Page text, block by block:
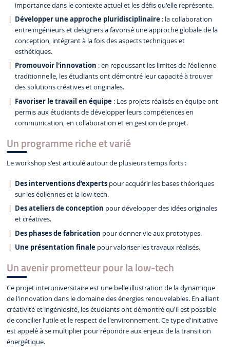
importance dans le contexte actuel et les défis qu'elle représente.
Développer une approche pluridisciplinaire : la collaboration
entre ingénieurs et designers a favorisé une approche globale de la
conception, intégrant à la fois des aspects techniques et
esthétiques.
Promouvoir l'innovation : en repoussant les limites de l'éolienne
traditionnelle, les étudiants ont démontré leur capacité à trouver
des solutions créatives et originales.
Favoriser le travail en équipe : Les projets réalisés en équipe ont
permis aux étudiants de développer leurs compétences en
communication, en collaboration et en gestion de projet.
Un programme riche et varié
Le workshop s'est articulé autour de plusieurs temps forts :
Des interventions d’expertspour acquérir les bases théoriques
sur les éoliennes et la low-tech.
Des ateliers de conception pour développer des idées originales
et créatives.
Des phases de fabrication pour donner vie aux prototypes.
Une présentation finale pour valoriser les travaux réalisés.
Un avenir prometteur pour la low-tech
Ce projet interuniversitaire est une belle illustration de la dynamique
de l'innovation dans le domaine des énergies renouvelables. En alliant
créativité et ingéniosité, les étudiants ont démontré qu'il est possible
de concilier l’utile et le respect de l'environnement. Ce type d'initiative
est appelé à se multiplier pour répondre aux enjeux de la transition
énergétique.